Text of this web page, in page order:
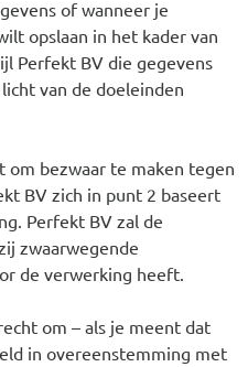
of wanneer je
opslaan in het kader van
Perfekt BV die gegevens
van de doeleinden
bezwaar te maken tegen
BV zich in punt 2 baseert
Perfekt BV zal de
zwaarwegende
de verwerking heeft.
om – als je meent dat
in overeenstemming met